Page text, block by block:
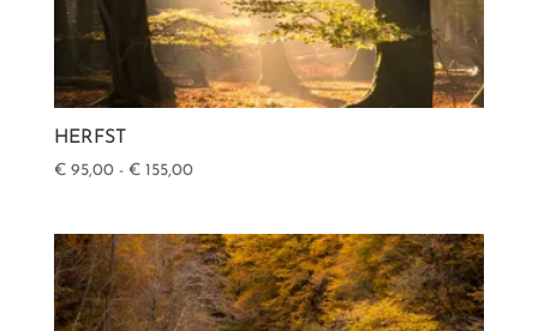
HERFST
€95,00 - €155,00Prijsklasse:
€ 155,00